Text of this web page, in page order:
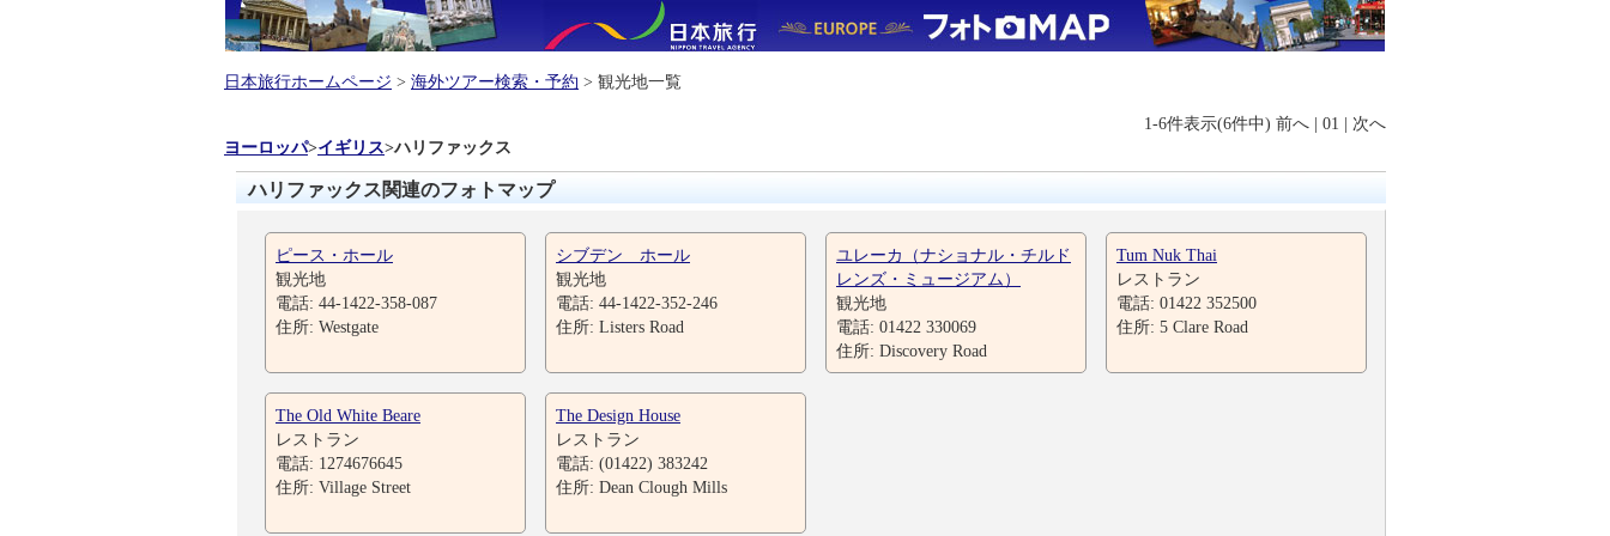
日本旅行ホームページ > 海外ツアー検索・予約 > 観光地一覧
1-6件表示(6件中) 前へ | 01 | 次へ
ヨーロッパ>イギリス>ハリファックス
ハリファックス関連のフォトマップ
ピース・ホール
観光地
電話: 44-1422-358-087
住所: Westgate
シブデン ホール
観光地
電話: 44-1422-352-246
住所: Listers Road
ユレーカ（ナショナル・チルド
レンズ・ミュージアム）
観光地
電話: 01422 330069
住所: Discovery Road
Tum Nuk Thai
レストラン
電話: 01422 352500
住所: 5 Clare Road
The Old White Beare
レストラン
電話: 1274676645
住所: Village Street
The Design House
レストラン
電話: (01422) 383242
住所: Dean Clough Mills